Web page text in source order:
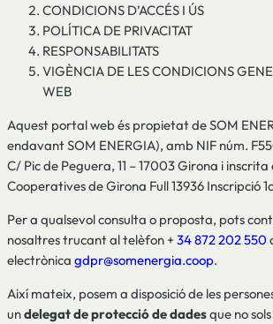
CONDICIONS D’ACCÉS I ÚS
POLÍTICA DE PRIVACITAT
RESPONSABILITATS
VIGÈNCIA DE LES CONDICIONS
WEB
Aquest portal web és propietat de SOM
endavant SOM ENERGIA), amb NIF núm.
C/ Pic de Peguera, 11 – 17003 Girona i
Cooperatives de Girona Full 13936 Inscripció
Per a qualsevol consulta o proposta, pots
nosaltres trucant al telèfon +34 872 202 550
electrònica gdpr@somenergia.coop.
Així mateix, posem a disposició de les
undelegat de protecció de dadesque no